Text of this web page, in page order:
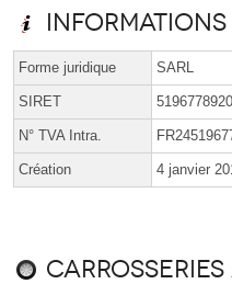
Informations
Forme juridique SARL
SIRET
N° TVA Intra.
Création 4 janvier
Carrosseries